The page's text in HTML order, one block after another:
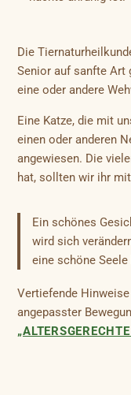
Die
Senior auf sanfte Art
eine oder andere
Eine Katze, die mit
einen oder anderen
angewiesen. Die
hat, sollten wir ihr
Ein schönes
wird sich
eine schöne Seele
Vertiefende Hinweise
angepasster